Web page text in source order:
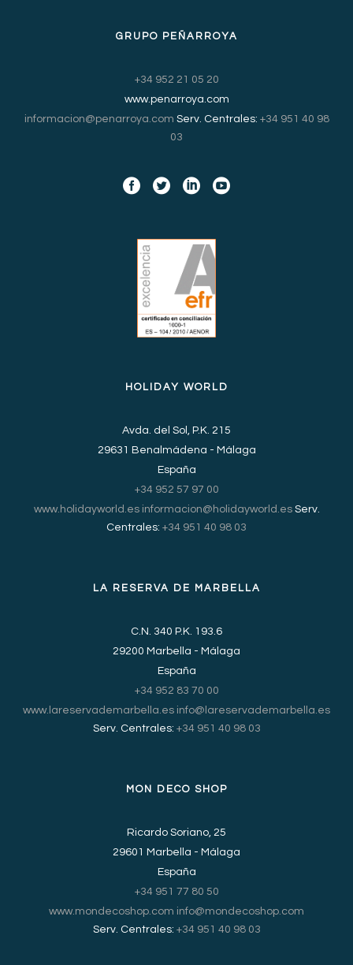
GRUPO PEÑARROYA
+34 952 21 05 20
www.penarroya.com
informacion@penarroya.com Serv. Centrales: +34 951 40 98
03
HOLIDAY WORLD
Avda. del Sol, P.K. 215
29631 Benalmádena - Málaga
España
+34 952 57 97 00
www.holidayworld.es informacion@holidayworld.esServ.
Centrales: +34 951 40 98 03
LA RESERVA DE MARBELLA
C.N. 340 P.K. 193.6
29200 Marbella - Málaga
España
+34 952 83 70 00
www.lareservademarbella.es info@lareservademarbella.es
Serv. Centrales: +34 951 40 98 03
MON DECO SHOP
Ricardo Soriano, 25
29601 Marbella - Málaga
España
+34 951 77 80 50
www.mondecoshop.com info@mondecoshop.com
Serv. Centrales: +34 951 40 98 03